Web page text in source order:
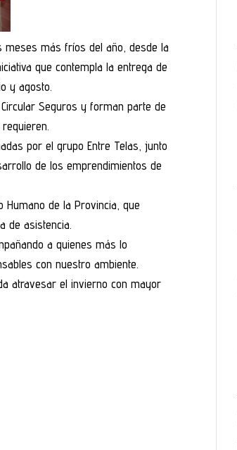
meses más fríos del año, desde la
que contempla la entrega de
y agosto.
Seguros y forman parte de
por el grupo Entre Telas, junto
de los emprendimientos de
Humano de la Provincia, que
de asistencia.
a quienes más lo
con nuestro ambiente.
atravesar el invierno con mayor